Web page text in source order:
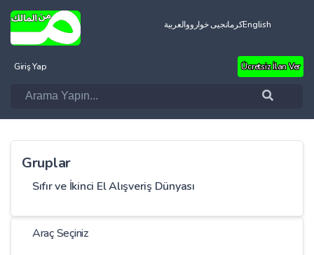
العربيةکرمانجیی خوارووEnglish
Giriş Yap Ücretsiz İlan Ver
Gruplar
Sıfır ve İkinci El Alışveriş Dünyası
Araç Seçiniz